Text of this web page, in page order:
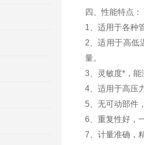
四、性能特点
1、适用于各种
2、适用于高低
量。
3、灵敏度*，
4、适用于高压
5、无可动部件
6、重复性好，
7、计量准确，